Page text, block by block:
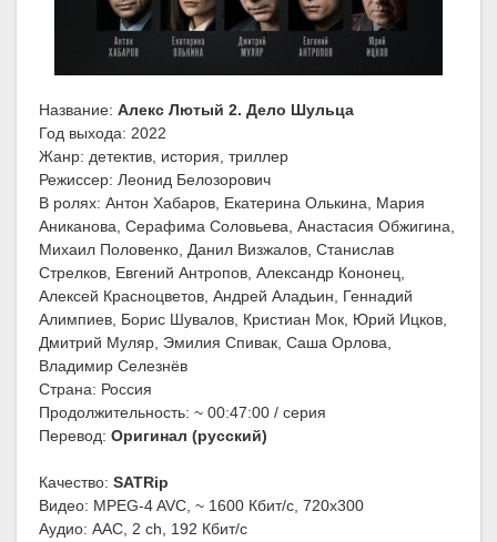
Название: Алекс Лютый 2. Дело Шульца
Год выхода: 2022
Жанр: детектив, история, триллер
Режиссер: Леонид Белозорович
В ролях: Антон Хабаров, Екатерина Олькина, Мария
Аниканова, Серафима Соловьева, Анастасия Обжигина,
Михаил Половенко, Данил Визжалов, Станислав
Стрелков, Евгений Антропов, Александр Кононец,
Алексей Красноцветов, Андрей Аладьин, Геннадий
Алимпиев, Борис Шувалов, Кристиан Мок, Юрий Ицков,
Дмитрий Муляр, Эмилия Спивак, Саша Орлова,
Владимир Селезнёв
Страна: Россия
Продолжительность: ~ 00:47:00 / серия
Перевод: Оригинал (русский)
Качество: SATRip
Видео: MPEG-4 AVC, ~ 1600 Кбит/с, 720х300
Аудио: AAC, 2 ch, 192 Кбит/с